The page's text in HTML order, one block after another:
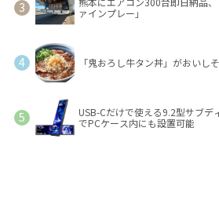
ァインプレー」
「鬼おろし牛タン丼」がおいし
USB-Cだけで使える9.2型サブ
でPCケース内にも設置可能